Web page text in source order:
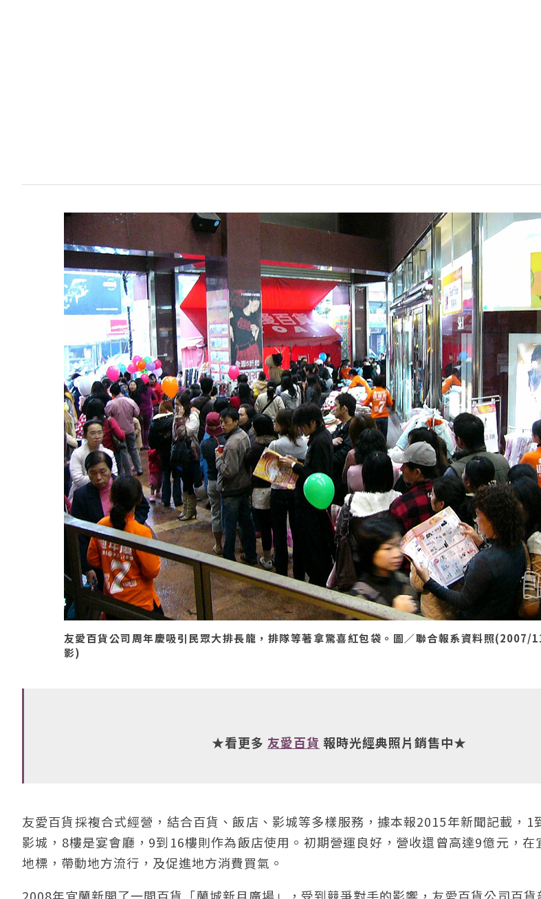
友愛百貨公司周年慶吸引民眾大排長龍，排隊等著拿驚喜紅包袋。圖／聯合報系資料照(2007/
影)
★看更多 友愛百貨 報時光經典照片銷售中★
友愛百貨採複合式經營，結合百貨、飯店、影城等多樣服務，據本報2015年新聞記載，1
影城，8樓是宴會廳，9到16樓則作為飯店使用。初期營運良好，營收還曾高達9億元，在
地標，帶動地方流行，及促進地方消費買氣。